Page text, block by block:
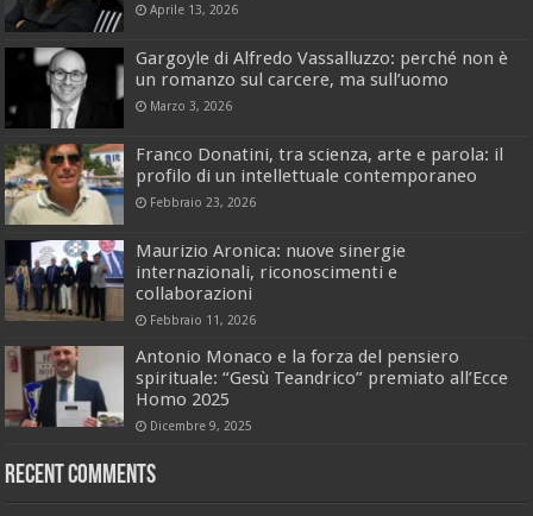
Aprile 13, 2026
Gargoyle di Alfredo Vassalluzzo: perché non è
un romanzo sul carcere, ma sull’uomo
Marzo 3, 2026
Franco Donatini, tra scienza, arte e parola: il
profilo di un intellettuale contemporaneo
Febbraio 23, 2026
Maurizio Aronica: nuove sinergie
internazionali, riconoscimenti e
collaborazioni
Febbraio 11, 2026
Antonio Monaco e la forza del pensiero
spirituale: “Gesù Teandrico” premiato all’Ecce
Homo 2025
Dicembre 9, 2025
Recent Comments